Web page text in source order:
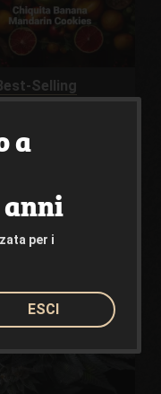
Selling
a
per i
ESCI